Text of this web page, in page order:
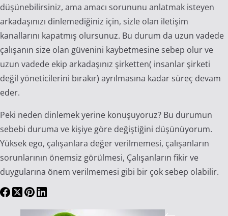
düşünebilirsiniz, ama amacı sorununu anlatmak isteyen
arkadaşınızı dinlemediğiniz için, sizle olan iletişim
kanallarını kapatmış olursunuz. Bu durum da uzun vadede
çalışanın size olan güvenini kaybetmesine sebep olur ve
uzun vadede ekip arkadaşınız şirketten( insanlar şirketi
değil yöneticilerini bırakır) ayrılmasına kadar süreç devam
eder.
Peki neden dinlemek yerine konuşuyoruz? Bu durumun
sebebi duruma ve kişiye göre değiştiğini düşünüyorum.
Yüksek ego, çalışanlara değer verilmemesi, çalışanların
sorunlarının önemsiz görülmesi, Çalışanların fikir ve
duygularına önem verilmemesi gibi bir çok sebep olabilir.